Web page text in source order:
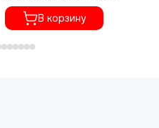
В корзину